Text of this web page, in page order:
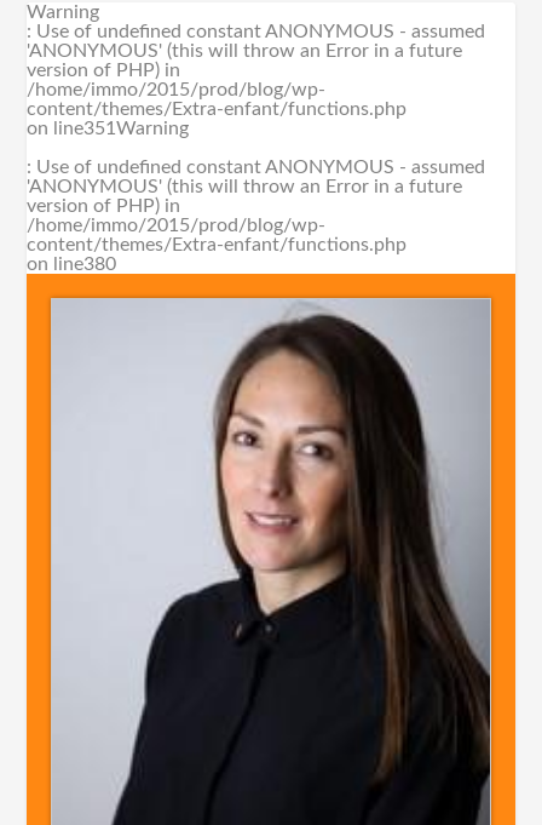
Warning
: Use of undefined constant ANONYMOUS - assumed
'ANONYMOUS' (this will throw an Error in a future
version of PHP) in
/home/immo/2015/prod/blog/wp-
content/themes/Extra-enfant/functions.php
on line351Warning
: Use of undefined constant ANONYMOUS - assumed
'ANONYMOUS' (this will throw an Error in a future
version of PHP) in
/home/immo/2015/prod/blog/wp-
content/themes/Extra-enfant/functions.php
on line380